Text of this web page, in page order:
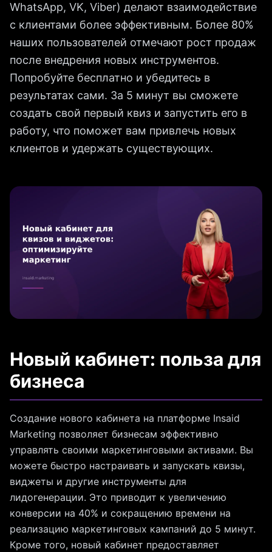
WhatsApp, VK, Viber) делают взаимодействие
с клиентами более эффективным. Более 80%
наших пользователей отмечают рост продаж
после внедрения новых инструментов.
Попробуйте бесплатно и убедитесь в
результатах сами. За 5 минут вы сможете
создать свой первый квиз и запустить его в
работу, что поможет вам привлечь новых
клиентов и удержать существующих.
Новый кабинет: польза для
бизнеса
Создание нового кабинета на платформе Insaid
Marketing позволяет бизнесам эффективно
управлять своими маркетинговыми активами. Вы
можете быстро настраивать и запускать квизы,
виджеты и другие инструменты для
лидогенерации. Это приводит к увеличению
конверсии на 40% и сокращению времени на
реализацию маркетинговых кампаний до 5 минут.
Кроме того, новый кабинет предоставляет